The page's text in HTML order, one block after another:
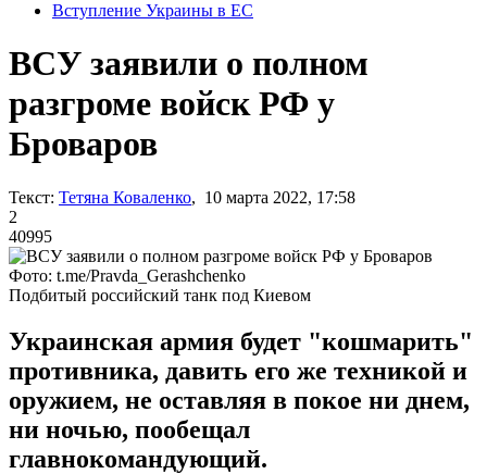
Вступление Украины в ЕС
ВСУ заявили о полном
разгроме войск РФ у
Броваров
Текст: Тетяна Коваленко, 10 марта 2022, 17:58
2
40995
Фото: t.me/Pravda_Gerashchenko
Подбитый российский танк под Киевом
Украинская армия будет "кошмарить"
противника, давить его же техникой и
оружием, не оставляя в покое ни днем,
ни ночью, пообещал
главнокомандующий.